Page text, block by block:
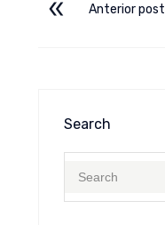
Anterior post
Search